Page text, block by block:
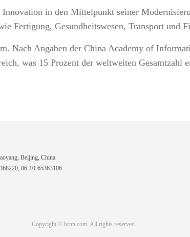
in den Mittelpunkt seiner
Fertigung, Gesundheitswesen, Transport und
Nach Angaben der China Academy of
was 15 Prozent der weltweiten Gesamtzahl
Beijing, China
86-10-65363106
Copyright © brnn.com. All rights reserved.